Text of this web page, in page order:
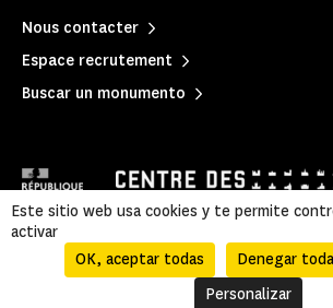
Nous contacter
Espace recrutement
Buscar un monumento
Mentions légales Política de privacidad
Información legal y administrativa
| Mapa del
Este sitio web usa cookies y te permite
activar
OK, aceptar todas
Denegar
Personalizar